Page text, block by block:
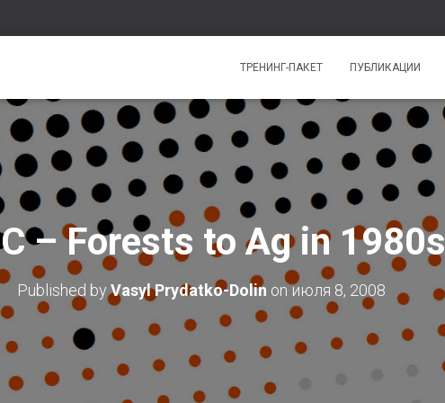
ТРЕНИНГ-ПАКЕТ ПУБЛИКАЦИИ
– Forests to Ag in 1980s
Published byVasyl Prydatko-Dolin onиюля 8, 2008